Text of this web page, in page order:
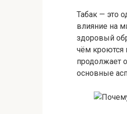
Табак — это
влияние на
здоровый
чём кроются
продолжает
основные